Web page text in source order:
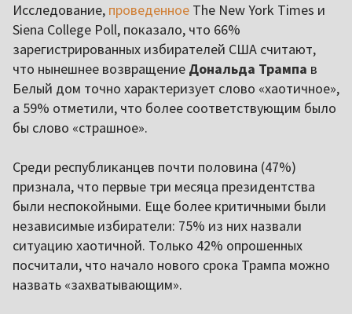
Исследование, проведенное The New York Times и
Siena College Poll, показало, что 66%
зарегистрированных избирателей США считают,
что нынешнее возвращение Дональда Трампа в
Белый дом точно характеризует слово «хаотичное»,
а 59% отметили, что более соответствующим было
бы слово «страшное».
Среди республиканцев почти половина (47%)
признала, что первые три месяца президентства
были неспокойными. Еще более критичными были
независимые избиратели: 75% из них назвали
ситуацию хаотичной. Только 42% опрошенных
посчитали, что начало нового срока Трампа можно
назвать «захватывающим».